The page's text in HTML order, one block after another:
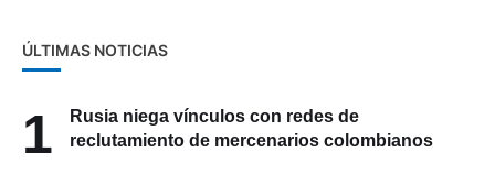
ÚLTIMAS NOTICIAS
1
Rusia niega vínculos con redes de
reclutamiento de mercenarios colombianos